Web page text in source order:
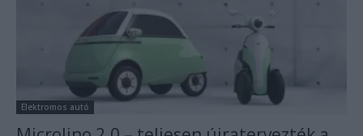
Elektromos autó